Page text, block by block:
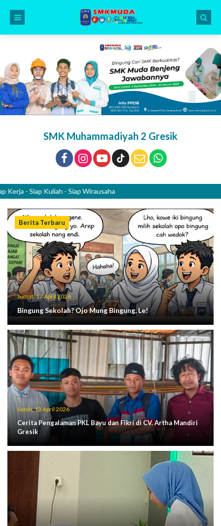
SMK Muhammadiyah 2 Gresik
- Siap Kuliah - Siap Wirausaha
Berita Terbaru
Jumat, 17 April 2026
Bingung Sekolah? Ojo Mung Bingung, Le!
Senin, 13 April 2026
Cerita Pengalaman PKL Bayu dan Fikri di CV. Artha Mandiri
Gresik